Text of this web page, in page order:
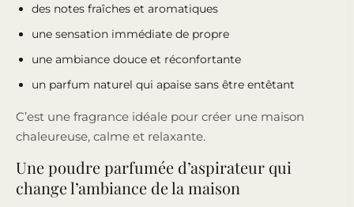
des notes fraîches et aromatiques
une sensation immédiate de propre
une ambiance douce et réconfortante
un parfum naturel qui apaise sans être entêtant
C’est une fragrance idéale pour créer une maison
chaleureuse, calme et relaxante.
Une poudre parfumée d’aspirateur qui
change l’ambiance de la maison